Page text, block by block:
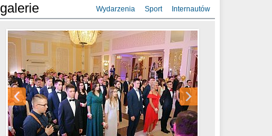
galerie Wydarzenia Sport Internautów
Studniówka Kopernik 2019.01.11
Studniówka LMK 2019.01.05
Studniówka ZS Ekonomicznych
2019.01.05